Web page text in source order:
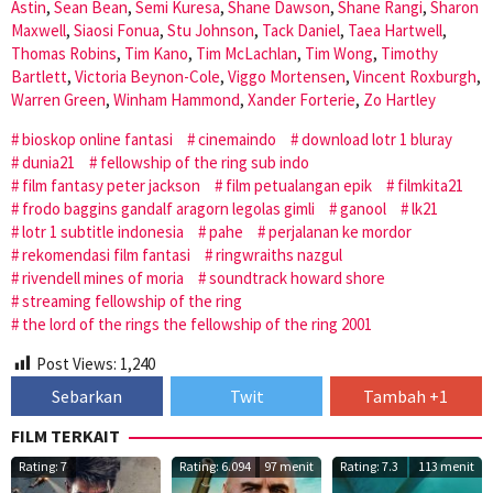
Astin, Sean Bean, Semi Kuresa, Shane Dawson, Shane Rangi, Sharon
Maxwell, Siaosi Fonua, Stu Johnson, Tack Daniel, Taea Hartwell,
Thomas Robins, Tim Kano, Tim McLachlan, Tim Wong, Timothy
Bartlett, Victoria Beynon-Cole, Viggo Mortensen, Vincent Roxburgh,
Warren Green, Winham Hammond, Xander Forterie, Zo Hartley
bioskop online fantasi
cinemaindo
download lotr 1 bluray
dunia21
fellowship of the ring sub indo
film fantasy peter jackson
film petualangan epik
filmkita21
frodo baggins gandalf aragorn legolas gimli
ganool
lk21
lotr 1 subtitle indonesia
pahe
perjalanan ke mordor
rekomendasi film fantasi
ringwraiths nazgul
rivendell mines of moria
soundtrack howard shore
streaming fellowship of the ring
the lord of the rings the fellowship of the ring 2001
Post Views: 1,240
Sebarkan Twit
Tambah +1
FILM TERKAIT
Rating: 7 Rating: 6.094 97 menit Rating: 7.3 113 menit